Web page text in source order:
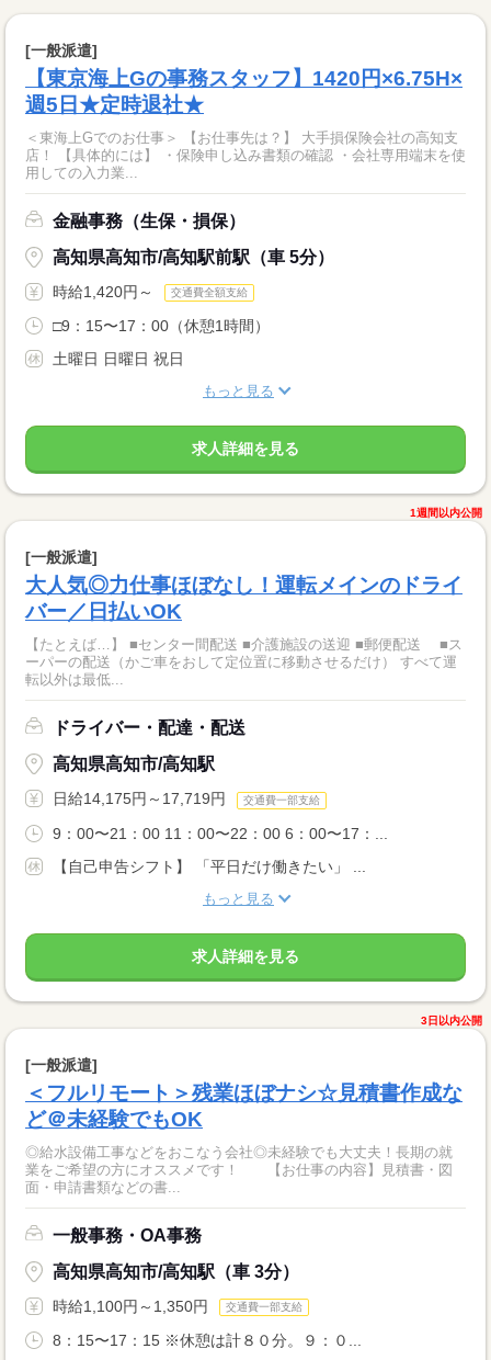
[一般派遣]
【東京海上Gの事務スタッフ】1420円×6.75H×
週5日★定時退社★
＜東海上Gでのお仕事＞ 【お仕事先は？】 大手損保険会社の高知支
店！ 【具体的には】 ・保険申し込み書類の確認 ・会社専用端末を使
用しての入力業...
金融事務（生保・損保）
高知県高知市/高知駅前駅（車 5分）
時給1,420円～ 交通費全額支給
□9：15〜17：00（休憩1時間）
土曜日 日曜日 祝日
もっと見る
求人詳細を見る
1週間以内公開
[一般派遣]
大人気◎力仕事ほぼなし！運転メインのドライ
バー／日払いOK
【たとえば…】 ■センター間配送 ■介護施設の送迎 ■郵便配送 ■ス
ーパーの配送（かご車をおして定位置に移動させるだけ） すべて運
転以外は最低...
ドライバー・配達・配送
高知県高知市/高知駅
日給14,175円～17,719円 交通費一部支給
9：00〜21：00 11：00〜22：00 6：00〜17：...
【自己申告シフト】 「平日だけ働きたい」 ...
もっと見る
求人詳細を見る
3日以内公開
[一般派遣]
＜フルリモート＞残業ほぼナシ☆見積書作成な
ど＠未経験でもOK
◎給水設備工事などをおこなう会社◎未経験でも大丈夫！長期の就
業をご希望の方にオススメです！ 【お仕事の内容】見積書・図
面・申請書類などの書...
一般事務・OA事務
高知県高知市/高知駅（車 3分）
時給1,100円～1,350円 交通費一部支給
8：15〜17：15 ※休憩は計８０分。９：０...